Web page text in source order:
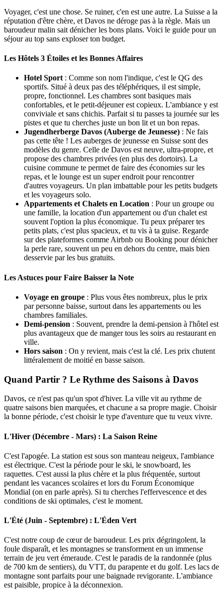
Voyager, c'est une chose. Se ruiner, c'en est une autre. La Suisse a la
réputation d'être chère, et Davos ne déroge pas à la règle. Mais un
baroudeur malin sait dénicher les bons plans. Voici le guide pour un
séjour au top sans exploser ton budget.
Les Hôtels 3 Étoiles et les Bonnes Affaires
Hotel Sport : Comme son nom l'indique, c'est le QG des
sportifs. Situé à deux pas des téléphériques, il est simple,
propre, fonctionnel. Les chambres sont basiques mais
confortables, et le petit-déjeuner est copieux. L'ambiance y est
conviviale et sans chichis. Parfait si tu passes ta journée sur les
pistes et que tu cherches juste un bon lit et un bon repas.
Jugendherberge Davos (Auberge de Jeunesse) : Ne fais
pas cette tête ! Les auberges de jeunesse en Suisse sont des
modèles du genre. Celle de Davos est neuve, ultra-propre, et
propose des chambres privées (en plus des dortoirs). La
cuisine commune te permet de faire des économies sur les
repas, et le lounge est un super endroit pour rencontrer
d'autres voyageurs. Un plan imbattable pour les petits budgets
et les voyageurs solo.
Appartements et Chalets en Location : Pour un groupe ou
une famille, la location d'un appartement ou d'un chalet est
souvent l'option la plus économique. Tu peux préparer tes
petits plats, c'est plus spacieux, et tu vis à ta guise. Regarde
sur des plateformes comme Airbnb ou Booking pour dénicher
la perle rare, souvent un peu en dehors du centre, mais bien
desservie par les bus gratuits.
Les Astuces pour Faire Baisser la Note
Voyage en groupe : Plus vous êtes nombreux, plus le prix
par personne baisse, surtout dans les appartements ou les
chambres familiales.
Demi-pension : Souvent, prendre la demi-pension à l'hôtel est
plus avantageux que de manger tous les soirs au restaurant en
ville.
Hors saison : On y revient, mais c'est la clé. Les prix chutent
littéralement de moitié en basse saison.
Quand Partir ? Le Rythme des Saisons à Davos
Davos, ce n'est pas qu'un spot d'hiver. La ville vit au rythme de
quatre saisons bien marquées, et chacune a sa propre magie. Choisir
la bonne période, c'est choisir le type d'aventure que tu veux vivre.
L'Hiver (Décembre - Mars) : La Saison Reine
C'est l'apogée. La station est sous son manteau neigeux, l'ambiance
est électrique. C'est la période pour le ski, le snowboard, les
raquettes. C'est aussi la plus chère et la plus fréquentée, surtout
pendant les vacances scolaires et lors du Forum Économique
Mondial (on en parle après). Si tu cherches l'effervescence et des
conditions de ski optimales, c'est le moment.
L'Été (Juin - Septembre) : L'Éden Vert
C'est notre coup de cœur de baroudeur. Les prix dégringolent, la
foule disparaît, et les montagnes se transforment en un immense
terrain de jeu vert émeraude. C'est le paradis de la randonnée (plus
de 700 km de sentiers), du VTT, du parapente et du golf. Les lacs de
montagne sont parfaits pour une baignade revigorante. L'ambiance
est paisible, propice à la déconnexion.